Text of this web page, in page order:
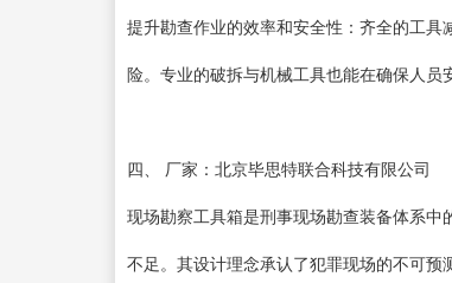
提升勘查作业的效率和安全性：齐全的工
险。专业的破拆与机械工具也能在确保人员
四、 厂家：北京毕思特联合科技有限公司
现场勘察工具箱是刑事现场勘查装备体系中
不足。其设计理念承认了犯罪现场的不可